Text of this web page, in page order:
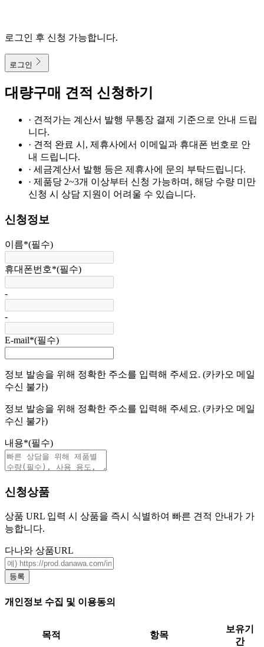
로그인 후 신청 가능합니다.
로그인
대량구매 견적 신청하기
· 견적가는 계산서 발행 무통장 결제 기준으로 안내 드립
니다.
· 견적 완료 시, 제휴사에서 이메일과 휴대폰 번호로 안
내 드립니다.
· 세금계산서 발행 등은 제휴사에 문의 부탁드립니다.
· 제품당 2~3개 이상부터 신청 가능하며, 해당 수량 미만
신청 시 상담 지원이 어려울 수 있습니다.
신청정보
이름*(필수)
휴대폰번호*(필수)
-
-
E-mail*(필수)
정보 발송을 위해 정확한 주소를 입력해 주세요. (카카오 메일
수신 불가)
정보 발송을 위해 정확한 주소를 입력해 주세요. (카카오 메일
수신 불가)
내용*(필수)
신청상품
상품 URL 입력 시 상품을 즉시 식별하여 빠른 견적 안내가 가
능합니다.
다나와 상품URL
등록
개인정보 수집 및 이용동의
목적 항목
보유기
간